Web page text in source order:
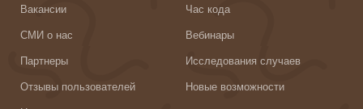
Вакансии
СМИ о нас
Партнеры
Отзывы пользователей
Час кода
Вебинары
Исследования случаев
Новые возможности